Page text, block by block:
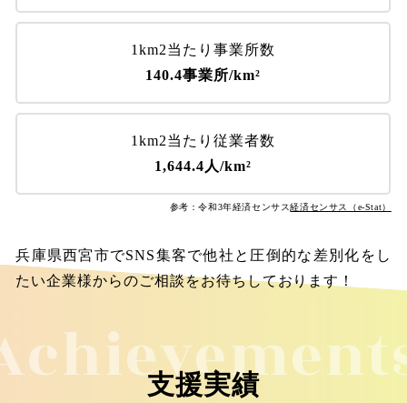
1km2当たり事業所数
140.4事業所/km²
1km2当たり従業者数
1,644.4人/km²
参考：令和3年経済センサス経済センサス（e-Stat）
兵庫県西宮市でSNS集客で他社と圧倒的な差別化をし
たい企業様からのご相談をお待ちしております！
支援実績